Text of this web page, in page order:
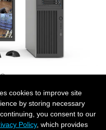
」 ›
cookies to improve site
by storing necessary
you consent to our
Policy, which provides